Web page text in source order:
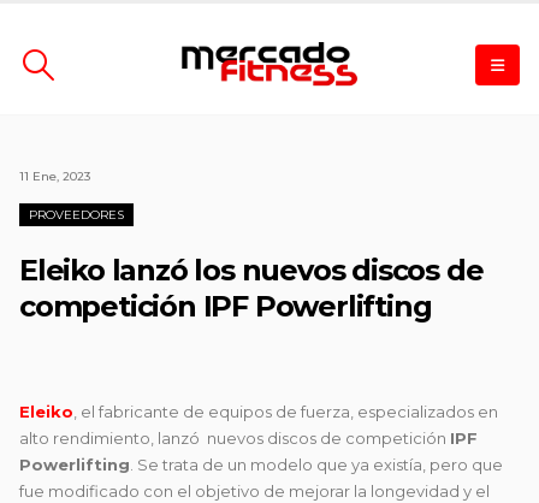
11 Ene, 2023
PROVEEDORES
Eleiko lanzó los nuevos discos de
competición IPF Powerlifting
Eleiko , el fabricante de equipos de fuerza, especializados en
alto rendimiento, lanzó nuevos discos de competición IPF
Powerlifting . Se trata de un modelo que ya existía, pero que
fue modificado con el objetivo de mejorar la longevidad y el